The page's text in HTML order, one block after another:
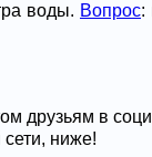
воды. Вопрос:
друзьям в
ниже!